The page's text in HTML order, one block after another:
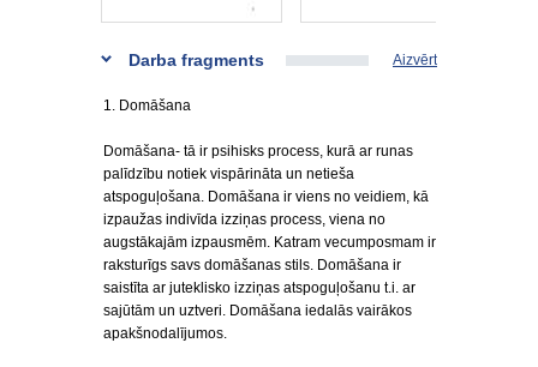
Darba fragments Aizvērt
1. Domāšana
Domāšana- tā ir psihisks process, kurā ar runas
palīdzību notiek vispārināta un netieša
atspoguļošana. Domāšana ir viens no veidiem, kā
izpaužas indivīda izziņas process, viena no
augstākajām izpausmēm. Katram vecumposmam ir
raksturīgs savs domāšanas stils. Domāšana ir
saistīta ar juteklisko izziņas atspoguļošanu t.i. ar
sajūtām un uztveri. Domāšana iedalās vairākos
apakšnodalījumos.